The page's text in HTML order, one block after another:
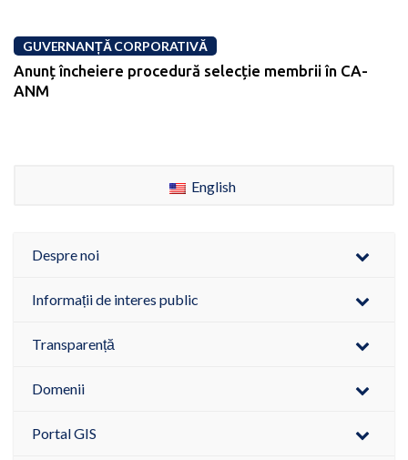
GUVERNANȚĂ CORPORATIVĂ
Anunț încheiere procedură selecție membrii în CA-
ANM
English
Despre noi
Informații de interes public
Transparență
Domenii
Portal GIS